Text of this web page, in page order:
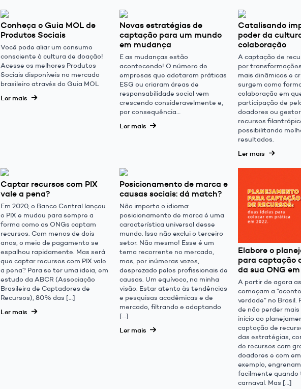
Conheça o Guia MOL de
Produtos Sociais
Você pode aliar um consumo
consciente à cultura de doação!
Acesse os melhores Produtos
Sociais disponíveis no mercado
brasileiro através do Guia MOL
Ler mais
Novas estratégias de
captação para um mundo
em mudança
E as mudanças estão
acontecendo! O número de
empresas que adotaram práticas
ESG ou criaram áreas de
responsabilidade social vem
crescendo consideravelmente e,
por consequência…
Ler mais
Catalisando
poder da
colaboração
A captação de
por
mais dinâmicos e
surgem como
colaboração em
participação de
doadores ou
recursos
possibilitando
resultados.
Ler mais
Captar recursos com PIX
vale a pena?
Em 2020, o Banco Central lançou
o PIX e mudou para sempre a
forma como as ONGs captam
recursos. Com menos de dois
anos, o meio de pagamento se
espalhou rapidamente. Mas será
que captar recursos com PIX vale
a pena? Para se ter uma ideia, em
estudo da ABCR (Associação
Brasileira de Captadores de
Recursos), 80% das […]
Ler mais
Posicionamento de marca e
causas sociais: dá match?
Não importa o idioma:
posicionamento de marca é uma
característica universal desse
mundo. Isso não exclui o terceiro
setor. Não mesmo! Esse é um
tema recorrente no mercado,
mas, por inúmeras vezes,
desprezado pelos profissionais de
causas. Um equívoco, na minha
visão. Estar atento às tendências
e pesquisas acadêmicas e de
mercado, filtrando e adaptando
[…]
Ler mais
Elabore o
para captação
da sua ONG
A partir de agora
começam a
verdade” no Brasil.
de não perder
início ao
captação de
das estratégias,
de recursos com
doadores e com
exemplo,
facilmente quando
carnaval. Mas […]